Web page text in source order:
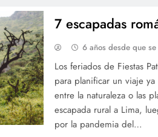
7 escapadas
6 años desde que
Los feriados de Fiestas
para planificar un viaje
entre la naturaleza o las
escapada rural a Lima,
por la pandemia del…